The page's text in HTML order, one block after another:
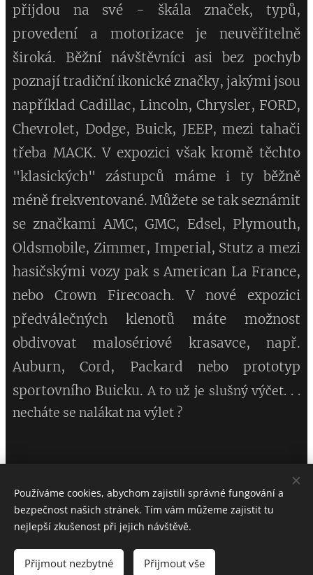
přijdou na své - škála značek, typů,
provedení a motorizace je neuvěřitelně
široká. Běžní návštěvníci asi bez pochyb
poznají tradiční ikonické značky, jakými jsou
například Cadillac, Lincoln, Chrysler, FORD,
Chevrolet, Dodge, Buick, JEEP, mezi tahači
třeba MACK. V expozici však kromě těchto
"klasických" zástupců máme i ty běžně
méně frekventované. Můžete se tak seznámit
se značkami AMC, GMC, Edsel, Plymouth,
Oldsmobile, Zimmer, Imperial, Stutz a mezi
hasičskými vozy pak s American La France,
nebo Crown Firecoach. V nové expozici
předválečných klenotů máte možnost
obdivovat malosériové krasavce, např.
Auburn, Cord, Packard nebo prototyp
sportovního Buicku.A to už je slušný výčet. . .
necháte se nalákat na výlet ?
Copyright JK CLASSICS
Všechna práva vyhrazena, 2026
V LUŽNÉ U RAKOVNÍKA
Používáme cookies, abychom zajistili správné fungování a
bezpečnost našich stránek. Tím vám můžeme zajistit tu
nejlepší zkušenost při jejich návštěvě.
Přijmout nezbytné Přijmout vše